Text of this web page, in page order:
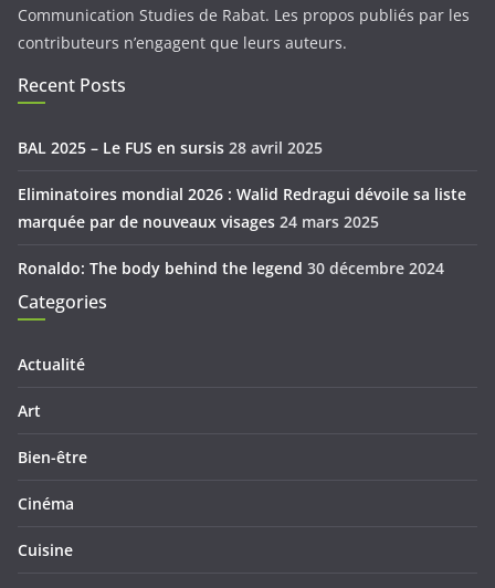
Communication Studies de Rabat. Les propos publiés par les
contributeurs n’engagent que leurs auteurs.
Recent Posts
BAL 2025 – Le FUS en sursis 28 avril 2025
Eliminatoires mondial 2026 : Walid Redragui dévoile sa liste
marquée par de nouveaux visages 24 mars 2025
Ronaldo: The body behind the legend 30 décembre 2024
Categories
Actualité
Art
Bien-être
Cinéma
Cuisine